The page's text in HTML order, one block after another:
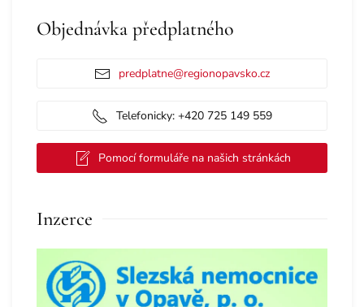
Objednávka předplatného
predplatne@regionopavsko.cz
Telefonicky: +420 725 149 559
Pomocí formuláře na našich stránkách
Inzerce